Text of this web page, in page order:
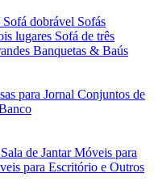
Sofá dobrável Sofás
lugares Sofá de três
Banquetas & Baús
para Jornal Conjuntos de
de JantarMóveis para
para Escritório e Outros